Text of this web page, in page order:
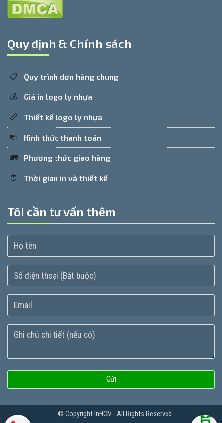
Quy định & Chính sách
📋 Quy trình đơn hàng chung
💰 Giá in logo ly nhựa
📏 Thiết kế logo ly nhựa
💸 Hình thức thanh toán
🚛 Phương thức giao hàng
⏰ Thời gian in và thiết kế
Tôi cần tư vấn thêm
Gửi
© Copyright InHCM - All Rights Reserved